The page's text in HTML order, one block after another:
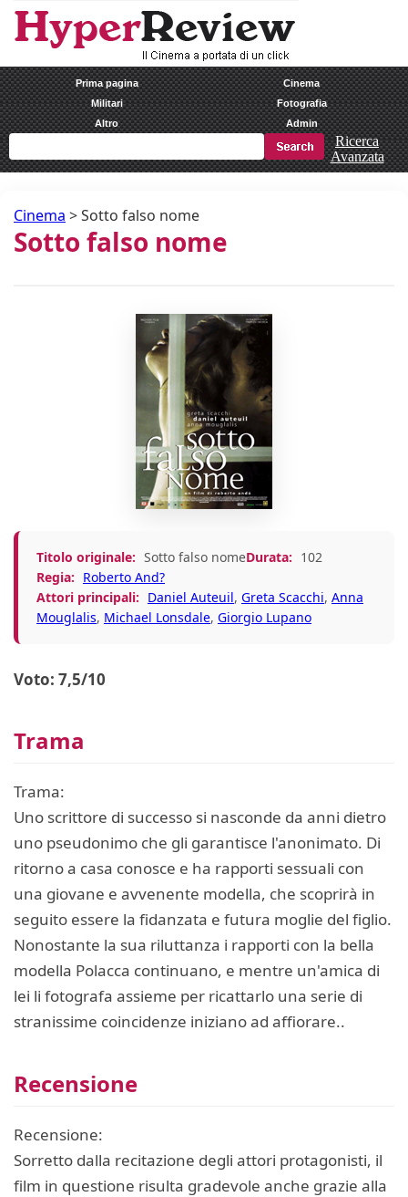
Prima pagina
Cinema
Militari
Fotografia
Altro
Admin
Ricerca
Avanzata
Cinema >Sotto falso nome
Sotto falso nome
Titolo originale: Sotto falso nomeDurata: 102
Regia: Roberto And?
Attori principali: Daniel Auteuil, Greta Scacchi, Anna
Mouglalis, Michael Lonsdale, Giorgio Lupano
Voto: 7,5/10
Trama
Trama:
Uno scrittore di successo si nasconde da anni dietro
uno pseudonimo che gli garantisce l'anonimato. Di
ritorno a casa conosce e ha rapporti sessuali con
una giovane e avvenente modella, che scoprirà in
seguito essere la fidanzata e futura moglie del figlio.
Nonostante la sua riluttanza i rapporti con la bella
modella Polacca continuano, e mentre un'amica di
lei li fotografa assieme per ricattarlo una serie di
stranissime coincidenze iniziano ad affiorare..
Recensione
Recensione:
Sorretto dalla recitazione degli attori protagonisti, il
film in questione risulta gradevole anche grazie alla